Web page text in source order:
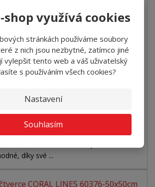
shop využívá cookies
stránkách používáme soubory
z nich jsou nezbytné, zatímco jiné
vylepšit tento web a váš uživatelský
s používáním všech cookies?
Nastavení
Souhlasím
CORAL LINES 60360-50x5...
m2
+
díky své ...